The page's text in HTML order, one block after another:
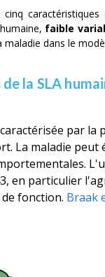
caractéristiques
faible
maladie dans le
la SLA
par
La maladie
en particulier
fonction. Braak